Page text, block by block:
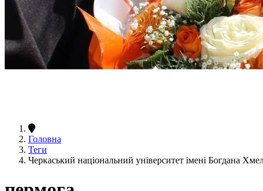
Головна
Теги
Черкаський національний університет імені Богдана